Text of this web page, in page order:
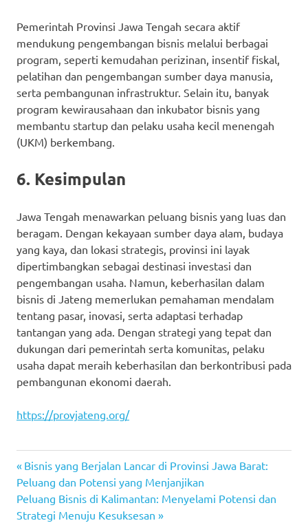
Pemerintah Provinsi Jawa Tengah secara aktif
mendukung pengembangan bisnis melalui berbagai
program, seperti kemudahan perizinan, insentif fiskal,
pelatihan dan pengembangan sumber daya manusia,
serta pembangunan infrastruktur. Selain itu, banyak
program kewirausahaan dan inkubator bisnis yang
membantu startup dan pelaku usaha kecil menengah
(UKM) berkembang.
6. Kesimpulan
Jawa Tengah menawarkan peluang bisnis yang luas dan
beragam. Dengan kekayaan sumber daya alam, budaya
yang kaya, dan lokasi strategis, provinsi ini layak
dipertimbangkan sebagai destinasi investasi dan
pengembangan usaha. Namun, keberhasilan dalam
bisnis di Jateng memerlukan pemahaman mendalam
tentang pasar, inovasi, serta adaptasi terhadap
tantangan yang ada. Dengan strategi yang tepat dan
dukungan dari pemerintah serta komunitas, pelaku
usaha dapat meraih keberhasilan dan berkontribusi pada
pembangunan ekonomi daerah.
https://provjateng.org/
Navigasi
pos
Previous
Post:
Bisnis yang Berjalan Lancar di Provinsi Jawa Barat:
Peluang dan Potensi yang Menjanjikan
Next
Post:
Peluang Bisnis di Kalimantan: Menyelami Potensi dan
Strategi Menuju Kesuksesan